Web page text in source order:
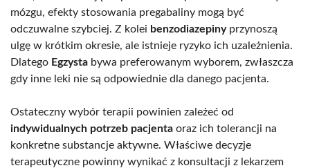
mózgu, efekty stosowania pregabaliny mogą być
odczuwalne szybciej. Z kolei benzodiazepinyprzynoszą
ulgę w krótkim okresie, ale istnieje ryzyko ich uzależnienia.
Dlatego Egzysta bywa preferowanym wyborem, zwłaszcza
gdy inne leki nie są odpowiednie dla danego pacjenta.
Ostateczny wybór terapii powinien zależeć od
indywidualnych potrzeb pacjenta oraz ich tolerancji na
konkretne substancje aktywne. Właściwe decyzje
terapeutyczne powinny wynikać z konsultacji z lekarzem